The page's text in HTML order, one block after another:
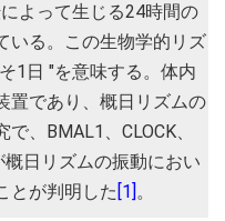
よって生じる24時間の
いる。この生物学的リズ
1日 "を意味する。体内
置であり、概日リズムの
、BMAL1、CLOCK、
概日リズムの振動におい
とが判明した [1]。